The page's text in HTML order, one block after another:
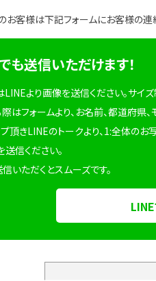
お客様は下記フォームにお客様の
も送信いただけます！
より画像を送信ください。サイズ
はフォームより、お名前、都道府県
プ頂きLINEのトークより、1:全体の
信ください。
いただくとスムーズです。